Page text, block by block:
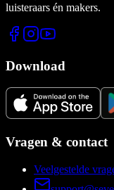
luisteraars én makers.
Download
Vragen & contact
Veelgestelde